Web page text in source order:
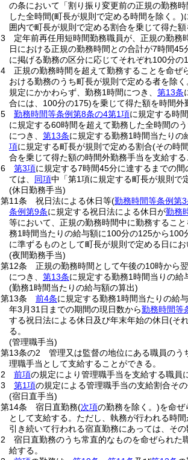
の条において「割り振り変更前の正規の勤務
した全時間(町長が規則で定める時間を除く。)
囲内で町長が規則で定める割合を乗じて得た
3
定年前再任用短時間勤務職員が、正規の勤
日における正規の勤務時間との合計が7時間
に掲げる勤務の区分に応じてそれぞれ100分
4
正規の勤務時間を超えて勤務することを命ぜ
おける勤務のうち町長が規則で定める者を除く
規定にかかわらず、勤務1時間につき、 第13条
合には、100分の175)を乗じて得た額を時間外
5
勤務時間等条例第8条の4第1項に規定する時
に規定する60時間を超えて勤務した全時間の
につき、 第13条に規定する勤務1時間当たりの
項に規定する町長が規則で定める割合(その時
合を乗じて得た額の時間外勤務手当を支給する
6
第3項に規定する7時間45分に達するまでの
ては、 同項中「第1項に規定する町長が規則で
(休日勤務手当)
第11条
祝日法による休日等(勤務時間等条例第
条例第9条に規定する祝日法による休日が勤務
等において、正規の勤務時間中に勤務するこ
務1時間当たりの給与額に100分の125から100
に準ずるものとして町長が規則で定める日に
(夜間勤務手当)
第12条
正規の勤務時間として午後の10時から
につき、 第13条に規定する勤務1時間当りの給
(勤務1時間当たりの給与額の算出)
第13条
前4条に規定する勤務1時間当たりの給
年3月31日までの期間の現日数から勤務時間等
する祝日法による休日及び年末年始の休日(そ
る。
(管理職手当)
第13条の2
管理又は監督の地位にある職員の
理職手当として支給することができる。
2
前項の規定により管理職手当を支給する職員
3
第1項の規定による管理職手当の支給割合そ
(宿日直手当)
第14条
宿日直勤務(次項の勤務を除く。)を命ぜ
として支給する。 ただし、執務が行われる時
引き続いて行われる宿直勤務にあっては、そ
2
宿日直勤務のうち常直的なものを命ぜられ
給する。